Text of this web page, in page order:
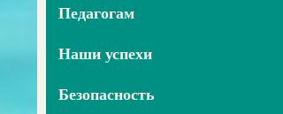
Педагогам
Наши успехи
Безопасность